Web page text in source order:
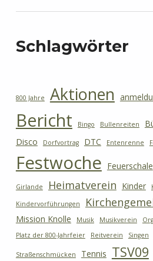
Schlagwörter
800 Jahre Aktionen
Bericht Bingo Bullenreiten
Disco Dorfvortrag DTC Entenrenne
Festwoche Feuerschale
Girlande Heimatverein Kinder
Kindervorführungen
Mission Knolle Musik Musikverein
Platz der 800-Jahrfeier
Reitverein Singen
Straßenschmücken Tennis TSV09